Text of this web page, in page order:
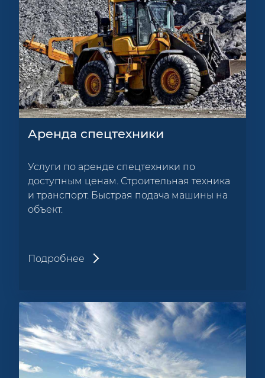
Аренда спецтехники
Услуги по аренде спецтехники по
доступным ценам. Строительная техника
и транспорт. Быстрая подача машины на
объект.
Подробнее